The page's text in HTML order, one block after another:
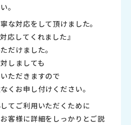
。
な対応をして頂けました。
応してくれました』
だけました。
しましても
ただきますので
くお申し付けください。
てご利用いただくために
客様に詳細をしっかりとご説